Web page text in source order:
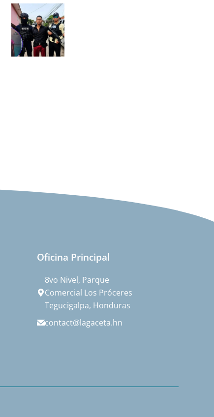
Oficina Principal
8vo Nivel, Parque
Comercial Los Próceres
Tegucigalpa, Honduras
contact@lagaceta.hn